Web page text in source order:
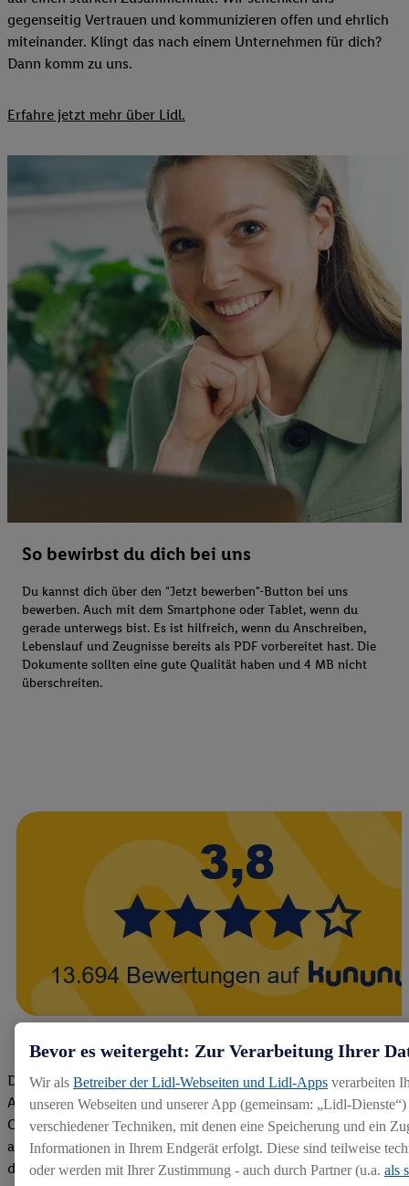
gegenseitig Vertrauen und kommunizieren offen und ehrlich
miteinander. Klingt das nach einem Unternehmen für dich?
Dann komm zu uns.​
Erfahre jetzt mehr über Lidl.
So bewirbst du dich bei uns
Du kannst dich über den "Jetzt bewerben"-Button bei uns
bewerben. Auch mit dem Smartphone oder Tablet, wenn du
gerade unterwegs bist. Es ist hilfreich, wenn du Anschreiben,
Lebenslauf und Zeugnisse bereits als PDF vorbereitet hast. Die
Dokumente sollten eine gute Qualität haben und 4 MB nicht
überschreiten.
Die Bewertungen von aktuellen und ehemaligen Mitarbeitern,
Azubis und externen Bewerbern haben uns zu einer Top
Company gemacht. Wir freuen uns über unseren guten Score
auf dem Arbeitgeber-Bewertungsportal kununu.Hier geht's zu
den Bewertungen
Bevor es weitergeht: Zur Verarbeitung Ihrer
Wir als Betreiber der Lidl-Webseiten und Lidl-Apps verarbeiten
unseren Webseiten und unserer App (gemeinsam: „Lidl-
verschiedener Techniken, mit denen eine Speicherung und ein
Informationen in Ihrem Endgerät erfolgt. Diese sind teilweise
oder werden mit Ihrer Zustimmung - auch durch Partner (u.a. als